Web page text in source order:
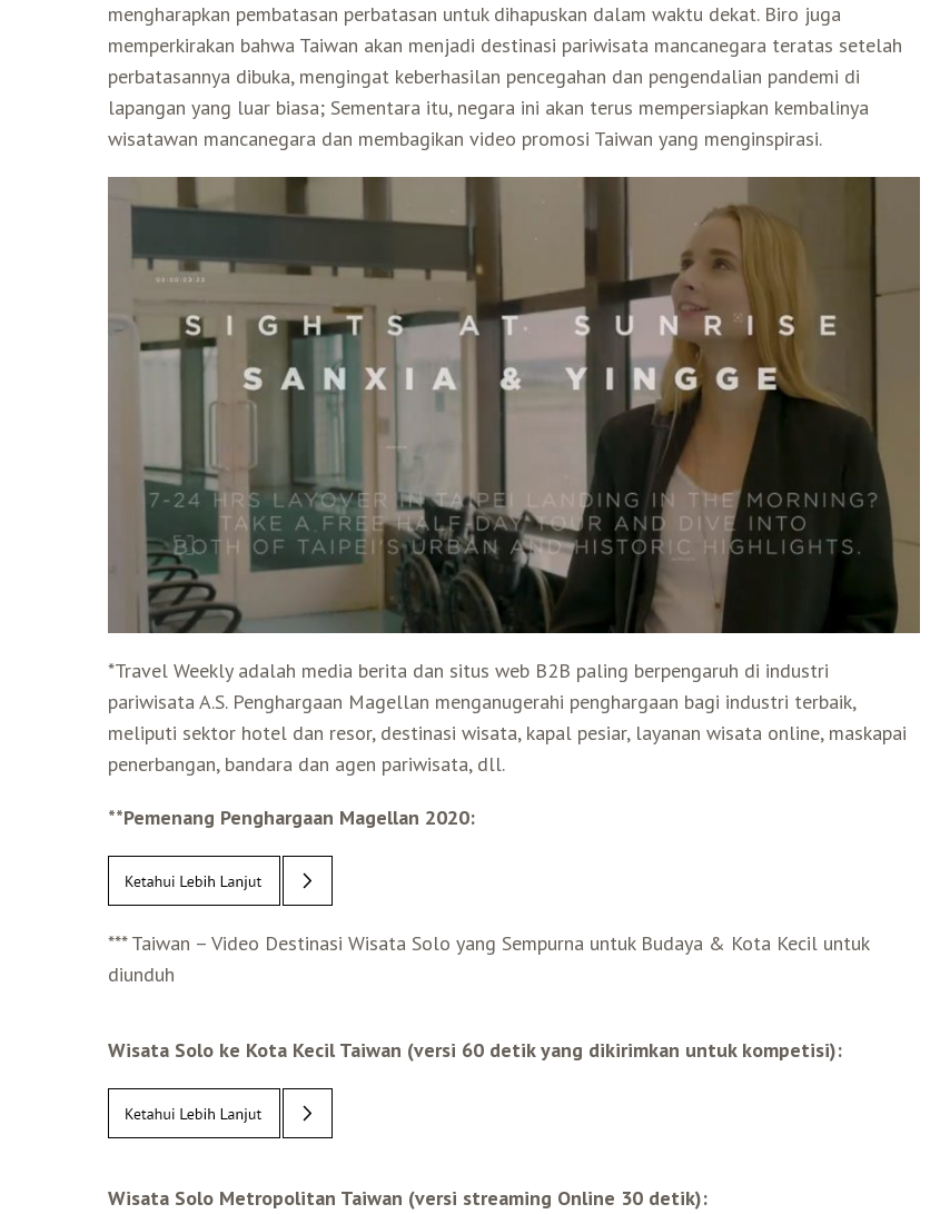
mengharapkan pembatasan perbatasan untuk dihapuskan dalam waktu dekat. Biro juga
memperkirakan bahwa Taiwan akan menjadi destinasi pariwisata mancanegara teratas setelah
perbatasannya dibuka, mengingat keberhasilan pencegahan dan pengendalian pandemi di
lapangan yang luar biasa; Sementara itu, negara ini akan terus mempersiapkan kembalinya
wisatawan mancanegara dan membagikan video promosi Taiwan yang menginspirasi.
*Travel Weekly adalah media berita dan situs web B2B paling berpengaruh di industri
pariwisata A.S. Penghargaan Magellan menganugerahi penghargaan bagi industri terbaik,
meliputi sektor hotel dan resor, destinasi wisata, kapal pesiar, layanan wisata online, maskapai
penerbangan, bandara dan agen pariwisata, dll.
**Pemenang Penghargaan Magellan 2020:
*** Taiwan – Video Destinasi Wisata Solo yang Sempurna untuk Budaya & Kota Kecil untuk
diunduh
Wisata Solo ke Kota Kecil Taiwan (versi 60 detik yang dikirimkan untuk kompetisi):
Wisata Solo Metropolitan Taiwan (versi streaming Online 30 detik):